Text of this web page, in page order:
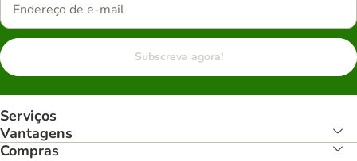
Subscreva agora!
Serviços
Vantagens
Compras